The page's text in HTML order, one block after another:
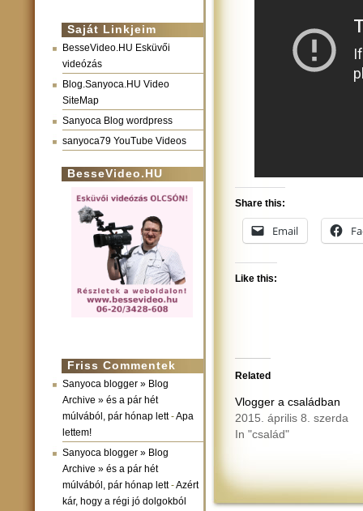
Saját Linkjeim
BesseVideo.HU Esküvői
videózás
Blog.Sanyoca.HU Video
SiteMap
Sanyoca Blog wordpress
sanyoca79 YouTube Videos
BesseVideo.HU
Friss Commentek
Sanyoca blogger » Blog
Archive » és a pár hét
múlvából, pár hónap lett-Apa
lettem!
Sanyoca blogger » Blog
Archive » és a pár hét
múlvából, pár hónap lett-Azért
kár, hogy a régi jó dolgokból
Share this:
Email
Like this:
Related
Vlogger a családban
2015. április 8. szerda
In "család"